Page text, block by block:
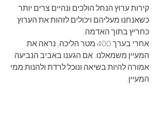
קירות ערוץ הנחל הולכים ונהיים צרים יותר
כשאנחנו מעליהם ויכולים לזהות את הערוץ
כחריץ בתוך האדמה.
אחרי בערך 400 מטר הליכה, נראה את
המעיין משמאלנו. אם הגענו באביב הנביעה
אמורה להיות בשיאה ונוכל לרדת ולהנות ממי
המעיין.